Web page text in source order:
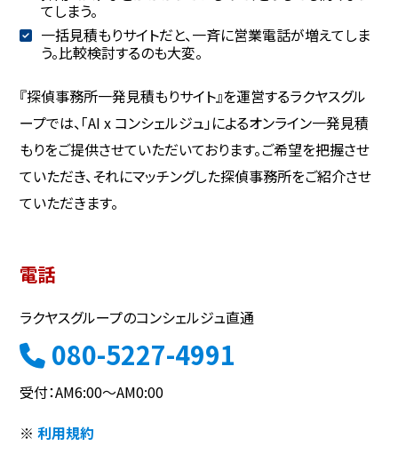
てしまう。
一括見積もりサイトだと、一斉に営業電話が増えてしま
う。比較検討するのも大変。
『探偵事務所一発見積もりサイト』を運営するラクヤスグル
ープでは、「AI x コンシェルジュ」によるオンライン一発見積
もりをご提供させていただいております。ご希望を把握させ
ていただき、それにマッチングした探偵事務所をご紹介させ
ていただきます。
電話
ラクヤスグループのコンシェルジュ直通
080-5227-4991
受付：AM6:00～AM0:00
※利用規約